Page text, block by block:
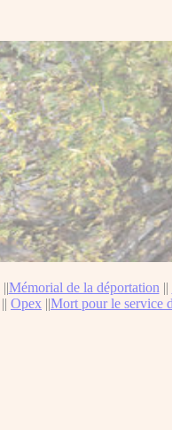
||Mémorial de la déportation ||
|| Opex ||Mort pour le service